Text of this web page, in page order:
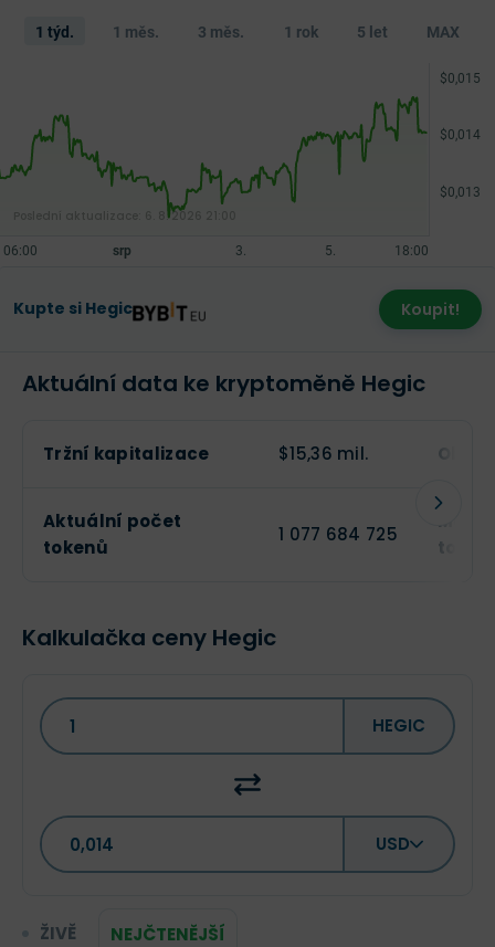
1 týd. 1 měs. 3 měs. 1 rok 5 let MAX
Kupte si Hegic Koupit!
6. 8. 2026 21:00
Aktuální data ke kryptoměně Hegic
Tržní kapitalizace $15,36 mil.
Aktuální počet
tokenů
1 077 684 725
Kalkulačka ceny Hegic
HEGIC
USD
ŽIVĚ NEJČTENĚJŠÍ